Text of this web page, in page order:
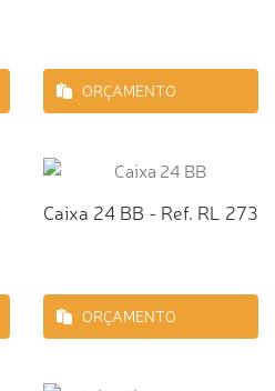
ORÇAMENTO
Caixa 24 BB - Ref. RL 273
ORÇAMENTO